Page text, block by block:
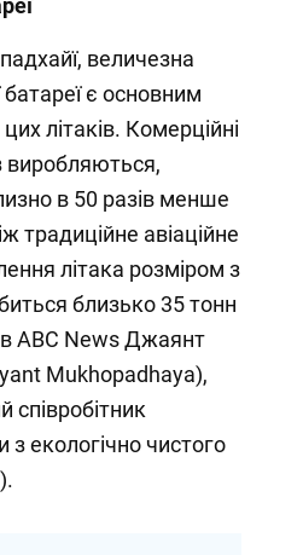
величезна
є основним
літаків. Комерційні
виробляються,
в 50 разів менше
традиційне авіаційне
літака розміром з
близько 35 тонн
ABC News Джаянт
Mukhopadhaya),
співробітник
з екологічно чистого